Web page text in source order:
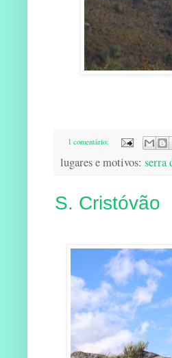
1 comentário:
lugares e motivos: serra
S. Cristóvão